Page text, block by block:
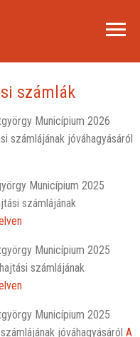
számlák
Municípium 2026
számlájának jóváhagyásáról
Municípium 2025
számlájának
Municípium 2025
számlájának
Municípium 2025
jóváhagyásáról A